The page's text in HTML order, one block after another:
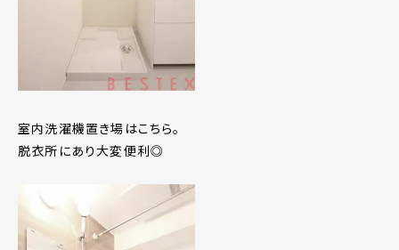
室内洗濯機置き場はこちら。
脱衣所にあり大変便利◎